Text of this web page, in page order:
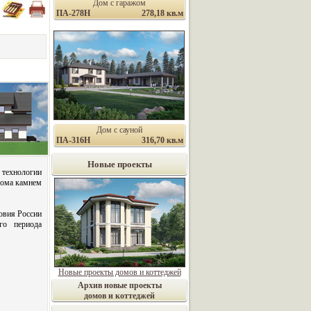
камнем
России
периода
Дом с гаражом
ПА-278Н
278,18 кв.м
Дом с сауной
ПА-316Н
316,70 кв.м
Новые проекты
Новые проекты домов и коттеджей
Архив новые проекты
домов и коттеджей